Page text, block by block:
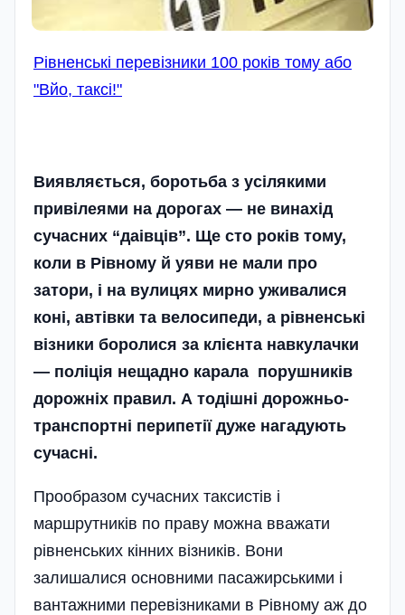
Рівненські перевізники 100 років тому або
"Вйо, таксі!"
Виявляється, боротьба з усілякими
привілеями на дорогах — не винахід
сучасних “даівців”. Ще сто років тому,
коли в Рівному й уяви не мали про
затори, і на вулицях мирно уживалися
коні, автівки та велосипеди, а рівненські
візники боролися за клієнта навкулачки
— поліція нещадно карала порушників
дорожніх правил. А тодішні дорожньо-
транспортні перипетії дуже нагадують
сучасні.
Прообразом сучасних таксистів і
маршрутників по праву можна вважати
рівненських кінних візників. Вони
залишалися основними пасажирськими і
вантажними перевізниками в Рівному аж до